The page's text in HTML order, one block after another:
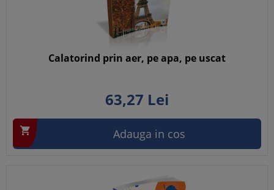
Calatorind prin aer, pe apa, pe uscat
63,27 Lei
 Adauga in cos